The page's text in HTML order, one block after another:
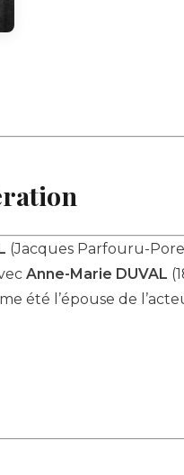
(Jacques Parfouru-
Anne-Marie DUVAL
été l’épouse de